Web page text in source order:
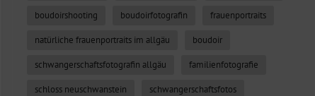
boudoirshooting boudoirfotografin frauenportraits
natürliche frauenportraits im allgäu boudoir
schwangerschaftsfotografin allgäu familienfotografie
schloss neuschwanstein schwangerschaftsfotos